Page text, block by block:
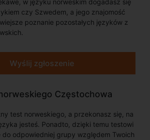
w języku norweskim dogadasz się
czy Szwedem, a jego znajomość
poznanie pozostałych języków z
Wyślij zgłoszenie
Częstochowa
test norweskiego, a przekonasz się, na
jesteś. Ponadto, dzięki temu testowi
do odpowiedniej grupy względem Twoich